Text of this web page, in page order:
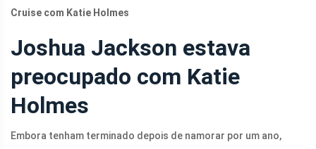
Cruise com Katie Holmes
Joshua Jackson estava
preocupado com Katie
Holmes
Embora tenham terminado depois de namorar por um ano,